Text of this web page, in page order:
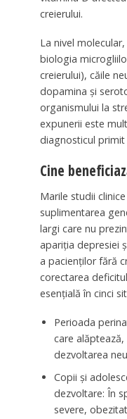
creierului.
La nivel
biologia
creierului), căile
dopamina și
organismului la
expunerii este
diagnosticul primit
Cine
Marile studii
suplimentarea
largi care nu
apariția depresiei
a pacienților fără
corectarea
esențială în cinci
Perioada
care
dezvoltarea
Copii și
dezvoltare: În
severe,